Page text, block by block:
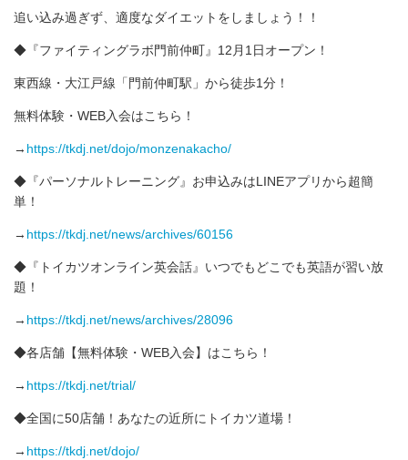
追い込み過ぎず、適度なダイエットをしましょう！！
◆『ファイティングラボ門前仲町』12月1日オープン！
東西線・大江戸線「門前仲町駅」から徒歩1分！
無料体験・WEB入会はこちら！
→ https://tkdj.net/dojo/monzenakacho/
◆『パーソナルトレーニング』お申込みはLINEアプリから超簡
単！
→ https://tkdj.net/news/archives/60156
◆『トイカツオンライン英会話』いつでもどこでも英語が習い放
題！
→ https://tkdj.net/news/archives/28096
◆各店舗【無料体験・WEB入会】はこちら！
→ https://tkdj.net/trial/
◆全国に50店舗！あなたの近所にトイカツ道場！
→ https://tkdj.net/dojo/